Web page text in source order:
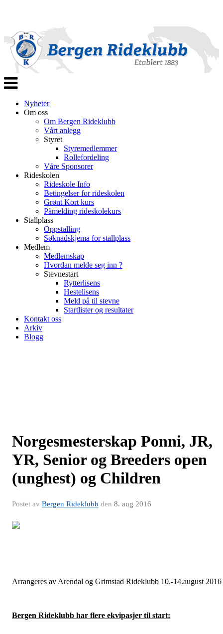
Veksle
navigasjon
Nyheter
Om oss
Om Bergen Rideklubb
Vårt anlegg
Styret
Styremedlemmer
Rollefordeling
Våre Sponsorer
Rideskolen
Rideskole Info
Betingelser for rideskolen
Grønt Kort kurs
Påmelding rideskolekurs
Stallplass
Oppstalling
Søknadskjema for stallplass
Medlem
Medlemskap
Hvordan melde seg inn ?
Stevnestart
Rytterlisens
Hestelisens
Meld på til stevne
Startlister og resultater
Kontakt oss
Arkiv
Blogg
Norgesmesterskap Ponni, JR,
YR, Senior og Breeders open
(unghest) og Children
Postet av Bergen Rideklubb den 8. aug 2016
Arrangeres av Arendal og Grimstad Rideklubb 10.-14.august 2016
Bergen Rideklubb har flere ekvipasjer til start: